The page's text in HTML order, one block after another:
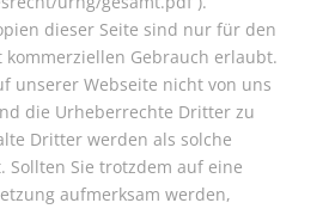
dieser Seite sind nur für den
Gebrauch erlaubt.
unserer Webseite nicht von uns
die Urheberrechte Dritter zu
Dritter werden als solche
Sollten Sie trotzdem auf eine
aufmerksam werden,